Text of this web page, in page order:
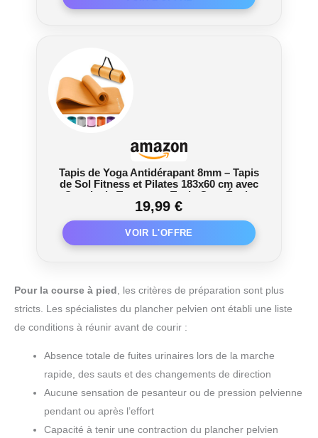
Tapis de Yoga Antidérapant 8mm – Tapis
de Sol Fitness et Pilates 183x60 cm avec
Sangle de Transport, Tapis Gym Épais
Confortable pour Sport et Entraînement
à Domicile
19,99 €
Pour la course à pied, les critères de préparation sont plus
stricts. Les spécialistes du plancher pelvien ont établi une liste
de conditions à réunir avant de courir :
Absence totale de fuites urinaires lors de la marche
rapide, des sauts et des changements de direction
Aucune sensation de pesanteur ou de pression pelvienne
pendant ou après l’effort
Capacité à tenir une contraction du plancher pelvien